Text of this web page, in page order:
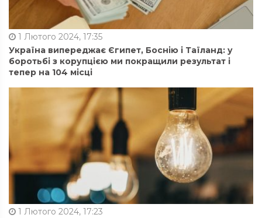
1 Лютого 2024, 17:35
Україна випереджає Єгипет, Боснію і Таїланд: у
боротьбі з корупцією ми покращили результат і
тепер на 104 місці
1 Лютого 2024, 17:23